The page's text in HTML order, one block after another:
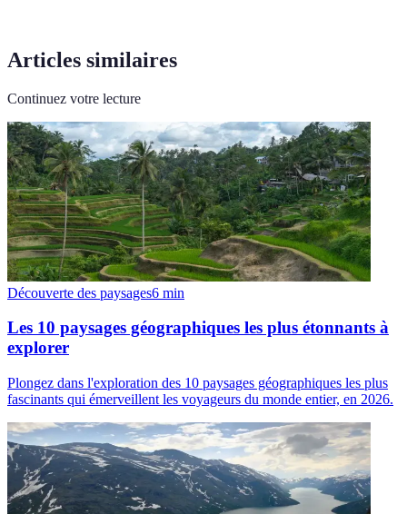
Articles similaires
Continuez votre lecture
Découverte des paysages6 min
Les 10 paysages géographiques les plus étonnants à
explorer
Plongez dans l'exploration des 10 paysages géographiques les plus
fascinants qui émerveillent les voyageurs du monde entier, en 2026.